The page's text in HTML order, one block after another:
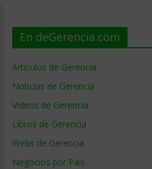
En deGerencia.com
Artículos de Gerencia
Noticias de Gerencia
Videos de Gerencia
Libros de Gerencia
Webs de Gerencia
Negocios por País